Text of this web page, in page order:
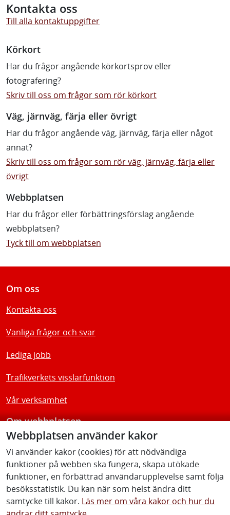
Webbplatsen använder kakor
Vi använder kakor (cookies) för att nödvändiga
funktioner på webben ska fungera, skapa utökade
funktioner, en förbättrad användarupplevelse samt följa
besöksstatistik. Du kan när som helst ändra ditt
samtycke till kakor. Läs mer om våra kakor och hur du
Kontakta oss
Till alla kontaktuppgifter
Körkort
Har du frågor angående körkortsprov eller
fotografering?
Skriv till oss om frågor som rör körkort
Väg, järnväg, färja eller övrigt
Har du frågor angående väg, järnväg, färja eller något
annat?
Skriv till oss om frågor som rör väg, järnväg, färja eller
övrigt
Webbplatsen
Har du frågor eller förbättringsförslag angående
webbplatsen?
Tyck till om webbplatsen
Om oss
Kontakta oss
Vanliga frågor och svar
Lediga jobb
Trafikverkets visslarfunktion
Vår verksamhet
Om webbplatsen
Tillgänglighetsredogörelse
Följ oss